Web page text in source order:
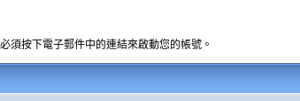
須按下電子郵件中的連結來啟動您的帳號。